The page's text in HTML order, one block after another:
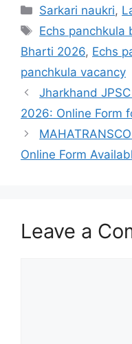
Categories
Sarkari naukri,
Tags
Echs panchkula
Bharti 2026, Echs
panchkula vacancy
Jharkhand
2026: Online Form
Online Form
Leave a